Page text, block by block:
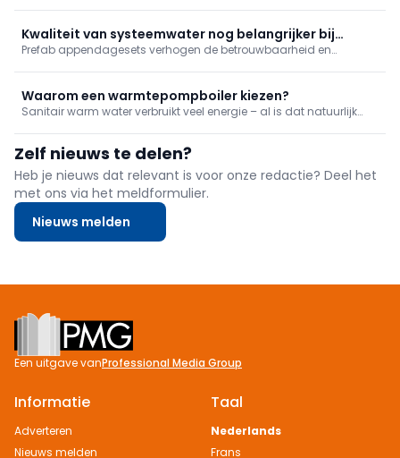
prioritaire renovaties en bijhorende premies/financiering, met een
persoonlijk rapport en stap-voor-stapadvies.
Kwaliteit van systeemwater nog belangrijker bij
warmtepomp
Prefab appendagesets verhogen de betrouwbaarheid en
optimale prestaties en een langere levensduur van de installatie.
Waarom een warmtepompboiler kiezen?
Sanitair warm water verbruikt veel energie – al is dat natuurlijk
besparende opties. We vertellen je meer over de werking, de voor-
of n
Zelf nieuws te delen?
Heb je nieuws dat relevant is voor onze redactie? Deel het
met ons via het meldformulier.
Nieuws melden
Footer
Een uitgave vanProfessional Media Group
Informatie
Adverteren
Nieuws melden
Taal
Nederlands
Frans